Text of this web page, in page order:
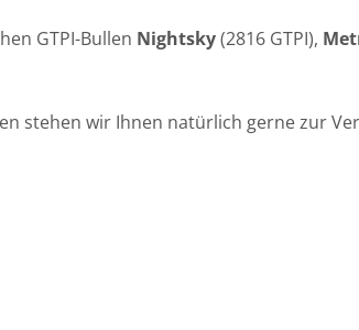
GTPI-Bullen Nightsky(2816 GTPI),
stehen wir Ihnen natürlich gerne zur